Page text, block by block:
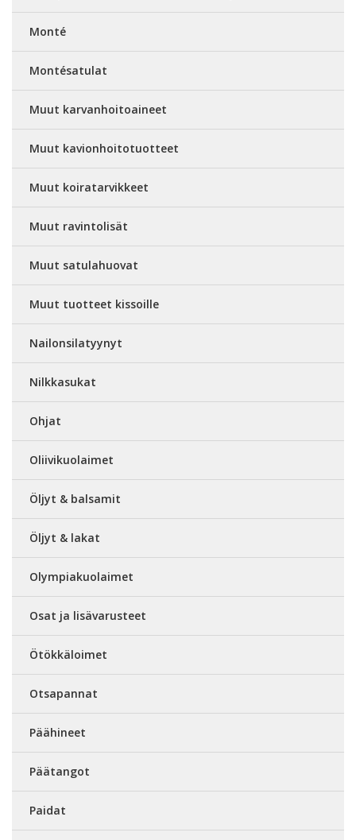
Monté
Montésatulat
Muut karvanhoitoaineet
Muut kavionhoitotuotteet
Muut koiratarvikkeet
Muut ravintolisät
Muut satulahuovat
Muut tuotteet kissoille
Nailonsilatyynyt
Nilkkasukat
Ohjat
Oliivikuolaimet
Öljyt & balsamit
Öljyt & lakat
Olympiakuolaimet
Osat ja lisävarusteet
Ötökkäloimet
Otsapannat
Päähineet
Päätangot
Paidat